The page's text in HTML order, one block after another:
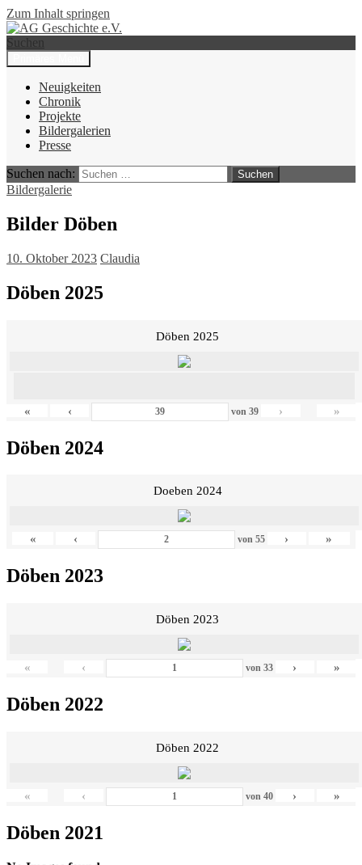
Zum Inhalt springen
AG Geschichte e.V.
Suchen
Neuigkeiten
Chronik
Projekte
Bildergalerien
Presse
Suchen nach:
Bildergalerie
Bilder Döben
10. Oktober 2023 Claudia
Döben 2025
Döben 2025
« ‹ von39 › »
Döben 2024
Doeben 2024
« ‹ von 55 › »
Döben 2023
Döben 2023
« ‹ von 33 › »
Döben 2022
Döben 2022
« ‹ von 40 › »
Döben 2021